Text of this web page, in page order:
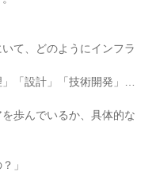
て、どのようにインフラ
「設計」「技術開発」…
歩んでいるか、具体的な
」